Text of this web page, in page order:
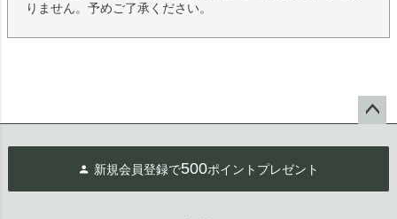
りません。予めご了承ください。
へ
新規会員登録で500ポイントプレゼント